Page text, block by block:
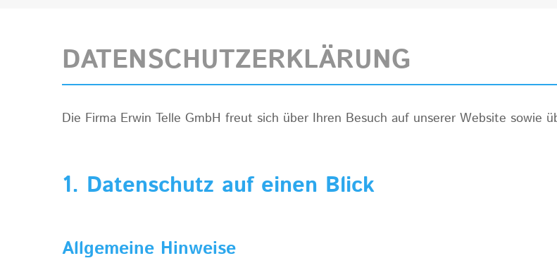
DATENSCHUTZERKLÄRUNG
Die Firma Erwin Telle GmbH freut sich über Ihren Besuch auf unserer Website sowie
1. Datenschutz auf einen Blick
Allgemeine Hinweise